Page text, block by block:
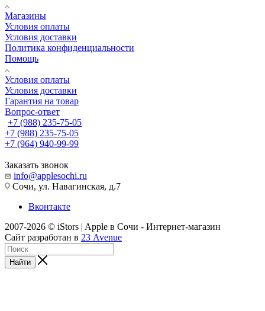
Магазины
Условия оплаты
Условия доставки
Политика конфиденциальности
Помощь
Условия оплаты
Условия доставки
Гарантия на товар
Вопрос-ответ
+7 (988) 235-75-05
+7 (988) 235-75-05
+7 (964) 940-99-99
Заказать звонок
info@applesochi.ru
Сочи, ул. Навагинская, д.7
Вконтакте
2007-2026 © iStors | Apple в Сочи - Интернет-магазин
Сайт разработан в 23 Avenue
Найти